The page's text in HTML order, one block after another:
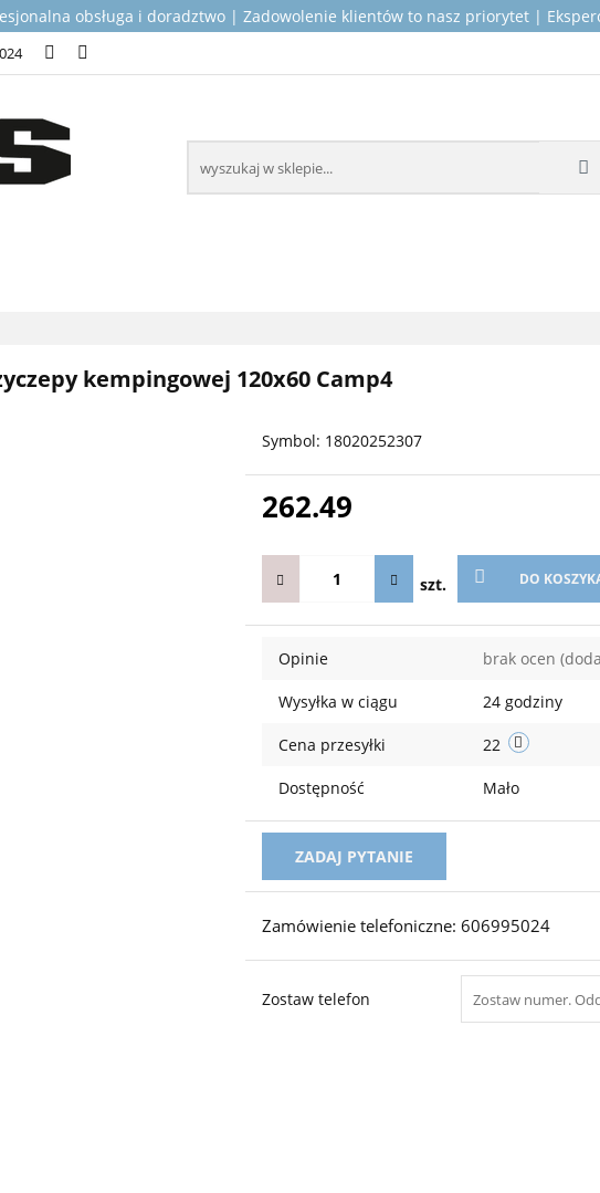
obsługa i doradztwo | Zadowolenie klientów to nasz priorytet |
TOP PRODUKTY DLA KAMPERÓW MONTAŻ I SERWIS
kempingowej 120x60 Camp4
Symbol: 18020252307
262.49
szt. DO
Opinie brak ocen
Wysyłka w ciągu 24 godziny
Cena przesyłki 22
Dostępność Mało
ZADAJ PYTANIE
Zamówienie telefoniczne: 606995024
Zostaw telefon